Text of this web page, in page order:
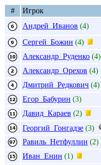
# Игрок
Андрей Иванов (4)
Сергей Божин (4)
Александр Руденко (4)
Александр Орехов (4)
Дмитрий Редкович (4)
Егор Бабурин (3)
Давид Караев (2)
Георгий Гонгадзе (3)
Равиль Нетфуллин (2)
Иван Енин (1)